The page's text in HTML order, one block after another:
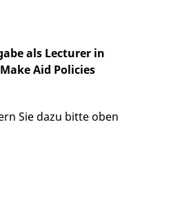
als Lecturer in
Aid Policies
Sie dazu bitte oben